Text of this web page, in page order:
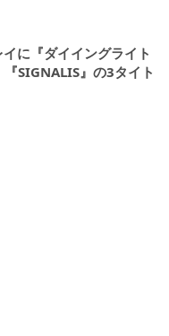
に『ダイイングライト
SIGNALIS』の3タイト